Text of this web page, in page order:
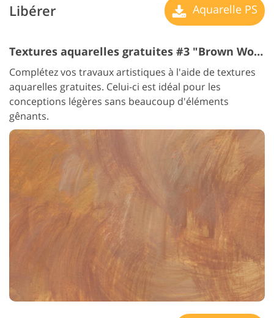
Libérer Aquarelle PS
Textures aquarelles gratuites #3 "Brown Wood"
Complétez vos travaux artistiques à l'aide de textures
aquarelles gratuites. Celui-ci est idéal pour les
conceptions légères sans beaucoup d'éléments
gênants.